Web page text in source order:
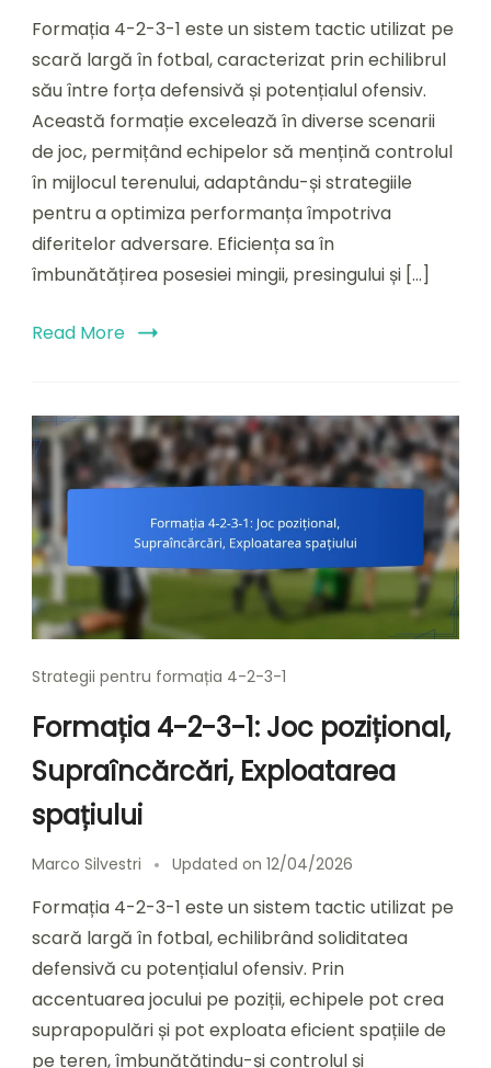
Formația 4-2-3-1 este un sistem tactic utilizat pe
scară largă în fotbal, caracterizat prin echilibrul
său între forța defensivă și potențialul ofensiv.
Această formație excelează în diverse scenarii
de joc, permițând echipelor să mențină controlul
în mijlocul terenului, adaptându-și strategiile
pentru a optimiza performanța împotriva
diferitelor adversare. Eficiența sa în
îmbunătățirea posesiei mingii, presingului și […]
Read More
Strategii pentru formația 4-2-3-1
Formația 4-2-3-1: Joc pozițional,
Supraîncărcări, Exploatarea
spațiului
Marco Silvestri Updated on 12/04/2026
Formația 4-2-3-1 este un sistem tactic utilizat pe
scară largă în fotbal, echilibrând soliditatea
defensivă cu potențialul ofensiv. Prin
accentuarea jocului pe poziții, echipele pot crea
suprapopulări și pot exploata eficient spațiile de
pe teren, îmbunătățindu-și controlul și